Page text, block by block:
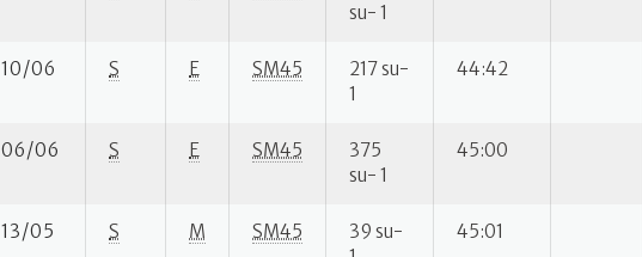
su- 1
10/06 S E SM45
217 su-
1
44:42
06/06 S E SM45
375
su- 1
45:00
13/05 S M SM45
39 su-
45:01